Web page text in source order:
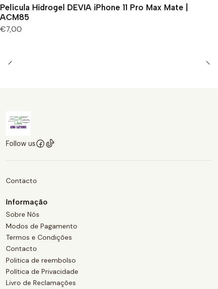
Película Hidrogel DEVIA iPhone 11 Pro Max Mate |
ACM85
€7,00
Follow us
Contacto
Informação
Sobre Nós
Modos de Pagamento
Termos e Condições
Contacto
Politica de reembolso
Política de Privacidade
Livro de Reclamações